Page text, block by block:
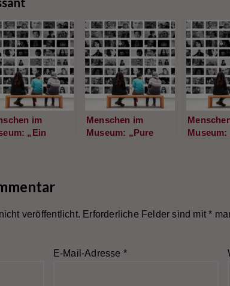
im
„Ein
Menschen im
Museum: „Pure
Museum:
veröffentlicht. Erforderliche Felder sind mit*
E-Mail-Adresse *